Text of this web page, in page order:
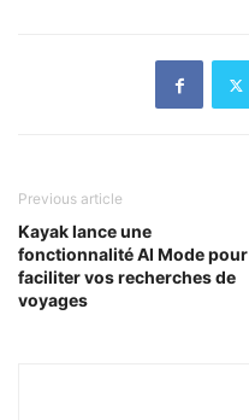
Previous article
Kayak lance une
fonctionnalité AI Mode pour
faciliter vos recherches de
voyages